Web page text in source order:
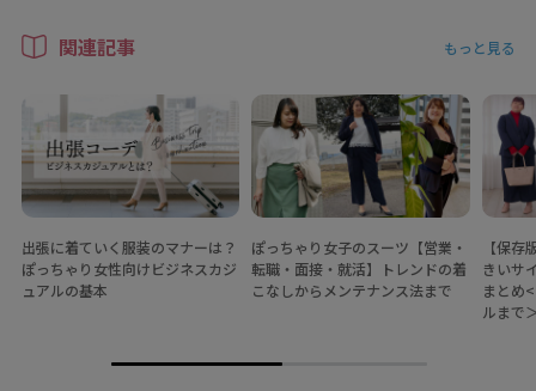
関連記事 もっと見る
出張に着ていく服装のマナーは？
ぽっちゃり女性向けビジネスカジ
ュアルの基本
ぽっちゃり女子のスーツ【営業・
転職・面接・就活】トレンドの着
こなしからメンテナンス法まで
【保
きいサ
まとめ
ルまで